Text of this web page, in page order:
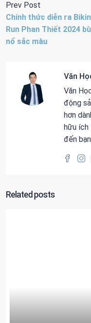
Prev Post
Chính thức diễn ra
Run Phan Thiết 2024
nổ sắc màu
Văn
Văn
động
hơn
hữu ích
đến
Related posts